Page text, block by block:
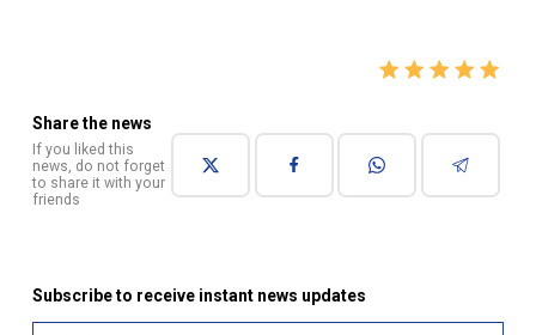
Share the news
If you liked this
news, do not forget
to share it with your
friends
Subscribe to receive instant news updates